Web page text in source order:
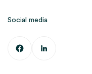
Social media